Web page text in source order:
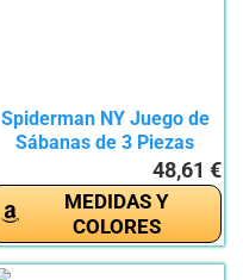
Spiderman NY Juego de
Sábanas de 3 Piezas
48,61 €
MEDIDAS Y
COLORES